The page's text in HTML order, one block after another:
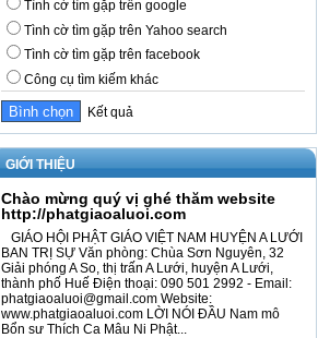
Tình cờ tìm gặp trên google
Tình cờ tìm gặp trên Yahoo search
Tình cờ tìm gặp trên facebook
Công cụ tìm kiếm khác
Kết quả
GIỚI THIỆU
Chào mừng quý vị ghé thăm website
http://phatgiaoaluoi.com
GIÁO HỘI PHẬT GIÁO VIỆT NAM HUYỆN A LƯỚI
BAN TRỊ SỰ Văn phòng: Chùa Sơn Nguyên, 32
Giải phóng A So, thị trấn A Lưới, huyện A Lưới,
thành phố Huế Điện thoại: 090 501 2992 - Email:
phatgiaoaluoi@gmail.com Website:
www.phatgiaoaluoi.com LỜI NÓI ĐẦU Nam mô
Bổn sư Thích Ca Mâu Ni Phật...